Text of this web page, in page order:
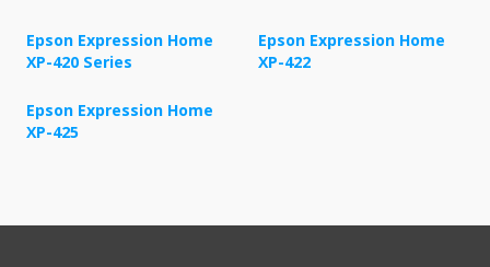
Epson Expression Home
XP-420 Series
Epson Expression Home
XP-422
Epson Expression Home
XP-425